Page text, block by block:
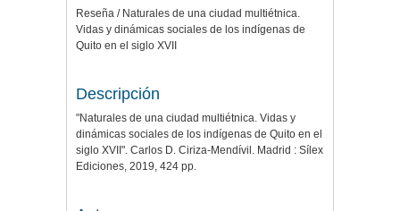
Reseña / Naturales de una ciudad multiétnica.
Vidas y dinámicas sociales de los indígenas de
Quito en el siglo XVII
Descripción
"Naturales de una ciudad multiétnica. Vidas y
dinámicas sociales de los indígenas de Quito en el
siglo XVII". Carlos D. Ciriza-Mendívil. Madrid : Sílex
Ediciones, 2019, 424 pp.